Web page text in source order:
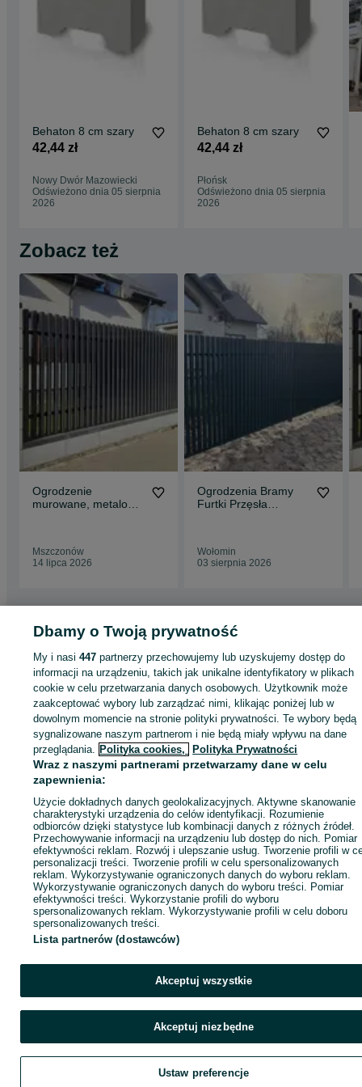
Behaton 8 cm szary
42,44 zł
Nowy Dwór Mazowiecki
Odświeżono dnia 05 sierpnia
2026
Behaton 8 cm szary
42,44 zł
Płońsk
Odświeżono dnia 05 sierpnia
2026
Zobacz też
Ogrodzenie
murowane, metalowe
Mszczonów
14 lipca 2026
Ogrodzenia Bramy
Furtki Przęsła
Wołomin
03 sierpnia 2026
Strona główna Budowa i Remont
Pozostałe - Joniec
KATEGORIA
1080586229
Zadzwoń / SMS
Dbamy o Twoją prywatność
My i nasi447 partnerzy przechowujemy lub uzyskujemy dostęp do
informacji na urządzeniu, takich jak unikalne identyfikatory w plikach
cookie w celu przetwarzania danych osobowych. Użytkownik może
zaakceptować wybory lub zarządzać nimi, klikając poniżej lub w
dowolnym momencie na stronie polityki prywatności. Te wybory będą
sygnalizowane naszym partnerom i nie będą miały wpływu na dane
przeglądania. Polityka cookies, Polityka Prywatności
Wraz z naszymi partnerami przetwarzamy dane w celu
zapewnienia:
Użycie dokładnych danych geolokalizacyjnych. Aktywne skanowanie
charakterystyki urządzenia do celów identyfikacji. Rozumienie
odbiorców dzięki statystyce lub kombinacji danych z różnych źródeł.
Przechowywanie informacji na urządzeniu lub dostęp do nich. Pomiar
efektywności reklam. Rozwój i ulepszanie usług. Tworzenie profili w
personalizacji treści. Tworzenie profili w celu spersonalizowanych
reklam. Wykorzystywanie ograniczonych danych do wyboru reklam.
Wykorzystywanie ograniczonych danych do wyboru treści. Pomiar
efektywności treści. Wykorzystanie profili do wyboru
spersonalizowanych reklam. Wykorzystywanie profili w celu doboru
spersonalizowanych treści.
Lista partnerów (dostawców)
Akceptuj wszystkie
Akceptuj niezbędne
Ustaw preferencje